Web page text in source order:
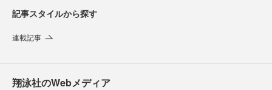
記事スタイルから探す
連載記事
翔泳社のWebメディア